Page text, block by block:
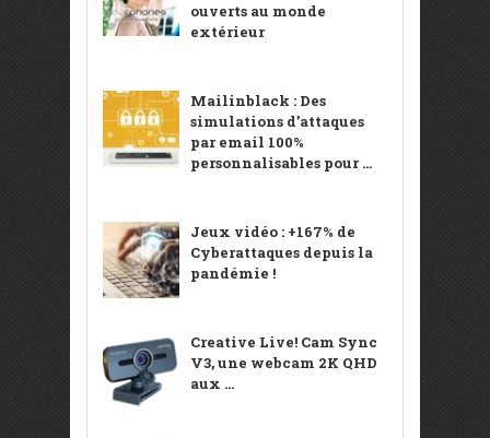
ouverts au monde
extérieur
Mailinblack : Des
simulations d’attaques
par email 100%
personnalisables pour ...
Jeux vidéo : +167% de
Cyberattaques depuis la
pandémie !
Creative Live! Cam Sync
V3, une webcam 2K QHD
aux ...